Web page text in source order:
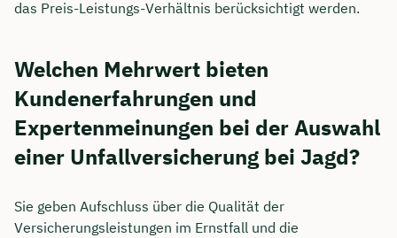
das Preis-Leistungs-Verhältnis berücksichtigt werden.
Welchen Mehrwert bieten
Kundenerfahrungen und
Expertenmeinungen bei der Auswahl
einer Unfallversicherung bei Jagd?
Sie geben Aufschluss über die Qualität der
Versicherungsleistungen im Ernstfall und die